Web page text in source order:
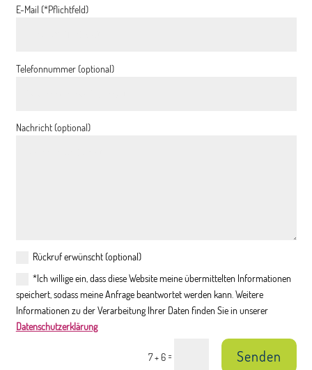
E-Mail (*Pflichtfeld)
Telefonnummer (optional)
Nachricht (optional)
Rückruf erwünscht (optional)
*Ich willige ein, dass diese Website meine übermittelten Informationen
speichert, sodass meine Anfrage beantwortet werden kann. Weitere
Informationen zu der Verarbeitung Ihrer Daten finden Sie in unserer
Datenschutzerklärung
7 + 6= Senden